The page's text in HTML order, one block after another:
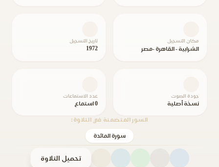
مكان التسجيل
الشرابية - القاهرة -مصر
تاريخ التسجيل
1972
جودة الصوت
نسخة أصلية
عدد الاستماعات
0 استماع
السور المتضمنة في التلاوة:
سورة المائدة
تحميل التلاوة